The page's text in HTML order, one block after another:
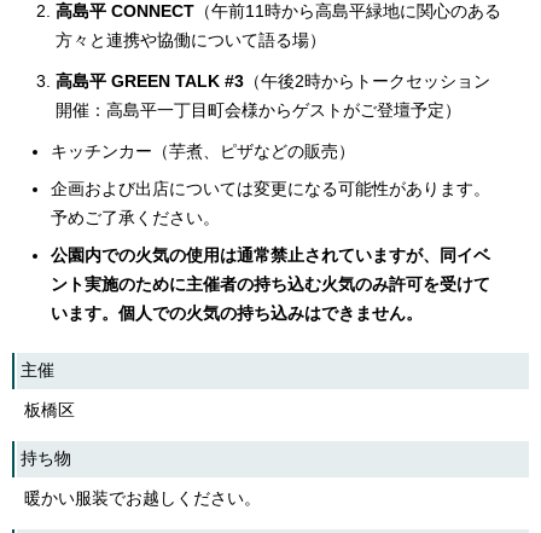
高島平 CONNECT （午前11時から高島平緑地に関心のある
方々と連携や協働について語る場）
高島平 GREEN TALK #3 （午後2時からトークセッション
開催：高島平一丁目町会様からゲストがご登壇予定）
キッチンカー（芋煮、ピザなどの販売）
企画および出店については変更になる可能性があります。
予めご了承ください。
公園内での火気の使用は通常禁止されていますが、同イベ
ント実施のために主催者の持ち込む火気のみ許可を受けて
います。個人での火気の持ち込みはできません。
主催
板橋区
持ち物
暖かい服装でお越しください。